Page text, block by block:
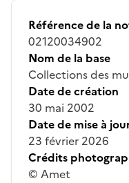
Référence de la
02120034902
Nom de la base
Collections des
Date de création
30 mai 2002
Date de mise à
23 février 2026
Crédits
© Amet